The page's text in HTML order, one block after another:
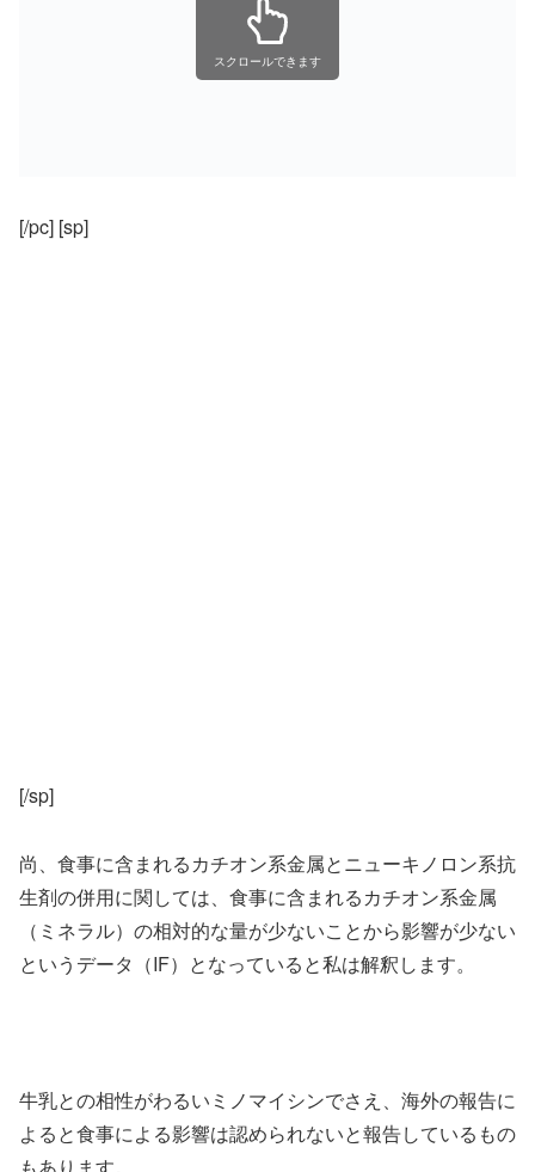
スクロールできます
[/pc] [sp]
[/sp]
尚、食事に含まれるカチオン系金属とニューキノロン系抗
生剤の併用に関しては、食事に含まれるカチオン系金属
（ミネラル）の相対的な量が少ないことから影響が少ない
というデータ（IF）となっていると私は解釈します。
牛乳との相性がわるいミノマイシンでさえ、海外の報告に
よると食事による影響は認められないと報告しているもの
もあります。